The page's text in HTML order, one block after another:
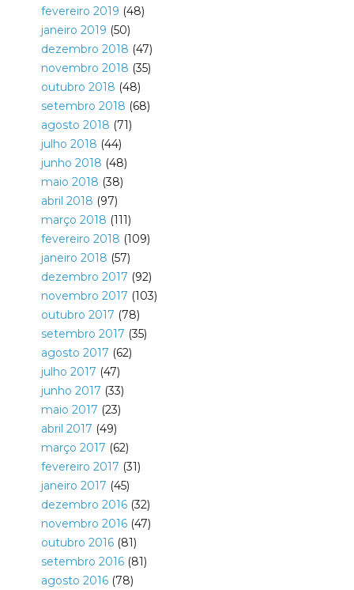
fevereiro 2019 (48)
janeiro 2019 (50)
dezembro 2018 (47)
novembro 2018 (35)
outubro 2018 (48)
setembro 2018 (68)
agosto 2018 (71)
julho 2018 (44)
junho 2018 (48)
maio 2018 (38)
abril 2018 (97)
março 2018 (111)
fevereiro 2018 (109)
janeiro 2018 (57)
dezembro 2017 (92)
novembro 2017 (103)
outubro 2017 (78)
setembro 2017 (35)
agosto 2017 (62)
julho 2017 (47)
junho 2017 (33)
maio 2017 (23)
abril 2017 (49)
março 2017 (62)
fevereiro 2017 (31)
janeiro 2017 (45)
dezembro 2016(32)
novembro 2016(47)
outubro 2016(81)
setembro 2016(81)
agosto 2016(78)